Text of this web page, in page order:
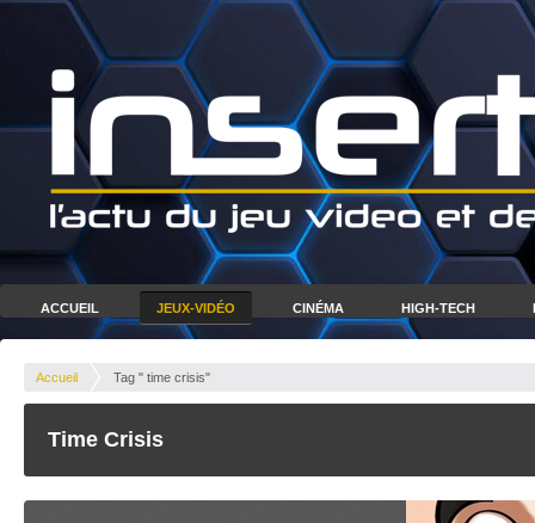
ACCUEIL JEUX-VIDÉO CINÉMA HIGH-TECH
Accueil Tag " time crisis"
Time Crisis